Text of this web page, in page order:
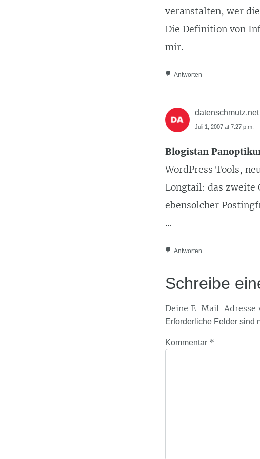
veranstalten, wer
Die Definition von
mir.
Antworten
datenschmutz.net
Juli 1, 2007 at 7:27 p.m.
Blogistan
WordPress Tools,
Longtail: das zweite
ebensolcher
…
Antworten
Schreibe
Deine E-Mail-
Erforderliche Felder sind
Kommentar *